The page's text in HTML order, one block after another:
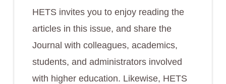
HETS invites you to enjoy reading the
articles in this issue, and share the
Journal with colleagues, academics,
students, and administrators involved
with higher education. Likewise, HETS